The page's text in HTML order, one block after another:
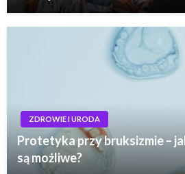
ZDROWIE I URODA
Protetyka przy bruksizmie –
są możliwe?